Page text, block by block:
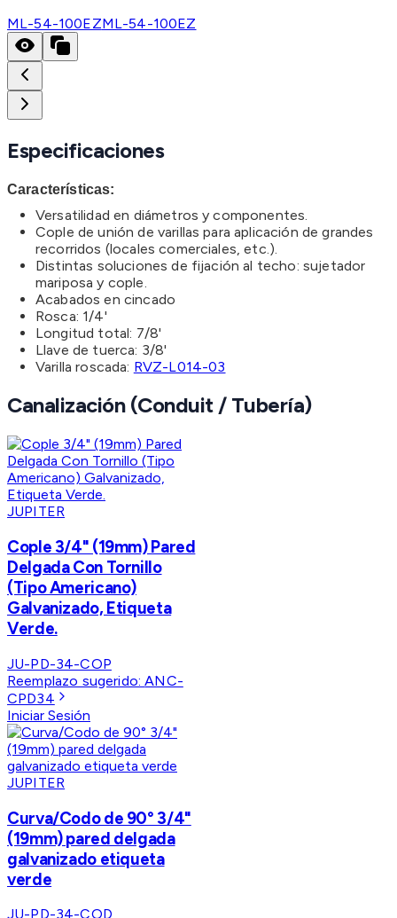
ML-54-100EZML-54-100EZ
Especificaciones
Características:
Versatilidad en diámetros y componentes.
Cople de unión de varillas para aplicación de grandes
recorridos (locales comerciales, etc.).
Distintas soluciones de fijación al techo: sujetador
mariposa y cople.
Acabados en cincado
Rosca: 1/4'
Longitud total: 7/8'
Llave de tuerca: 3/8'
Varilla roscada: RVZ-L014-03
Canalización (Conduit / Tubería)
JUPITER
Cople 3/4" (19mm) Pared
Delgada Con Tornillo
(Tipo Americano)
Galvanizado, Etiqueta
Verde.
JU-PD-34-COP
Reemplazo sugerido:ANC-
CPD34
Iniciar Sesión
JUPITER
Curva/Codo de 90° 3/4"
(19mm) pared delgada
galvanizado etiqueta
verde
JU-PD-34-COD